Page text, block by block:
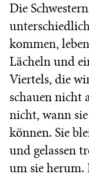
Die
kommen,
Lächeln und
Viertels, die
schauen nicht
nicht, wann
können. Sie
und gelassen
um sie herum.